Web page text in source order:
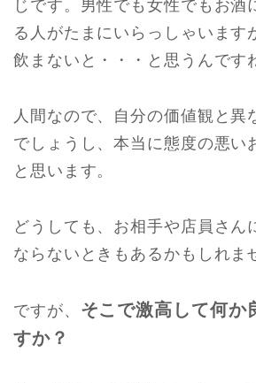
じです。男性でも女性でもお酒
る人がたまにいらっしゃいます
飲まないと・・・と思うんです
人間なので、自分の価値観と異
でしょうし、本当に態度の悪い
と思います。
どうしても、お相手や店員さん
ならないときもあるかもしれま
ですが、 そこで激高して何か
すか？